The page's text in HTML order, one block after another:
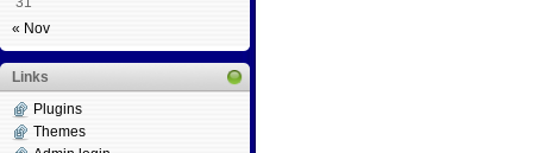
« Nov
Links
Plugins
Themes